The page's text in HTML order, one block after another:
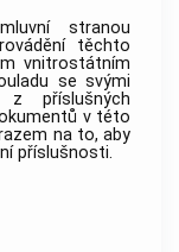
stranou
těchto
vnitrostátním
se svými
z příslušných
v této
na to, aby
příslušnosti.